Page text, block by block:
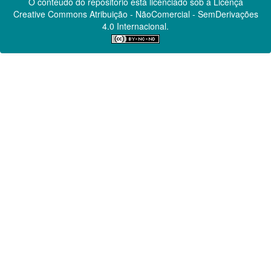
Creative CommonsAtribuição - NãoComercial - SemDerivações
4.0 Internacional.